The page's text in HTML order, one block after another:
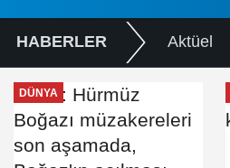
HABERLER Aktüel
DÜNYA